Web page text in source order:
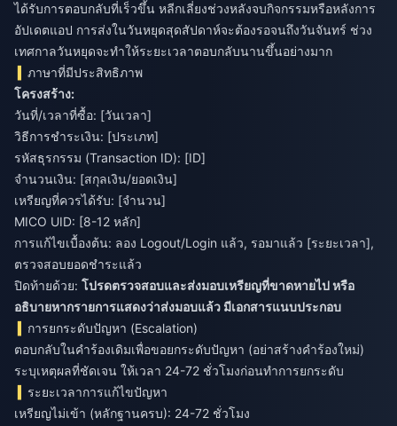
ได้รับการตอบกลับที่เร็วขึ้น หลีกเลี่ยงช่วงหลังจบกิจกรรมหรือหลังการ
อัปเดตแอป การส่งในวันหยุดสุดสัปดาห์จะต้องรอจนถึงวันจันทร์ ช่วง
เทศกาลวันหยุดจะทำให้ระยะเวลาตอบกลับนานขึ้นอย่างมาก
ภาษาที่มีประสิทธิภาพ
โครงสร้าง:
วันที่/เวลาที่ซื้อ: [วันเวลา]
วิธีการชำระเงิน: [ประเภท]
รหัสธุรกรรม (Transaction ID): [ID]
จำนวนเงิน: [สกุลเงิน/ยอดเงิน]
เหรียญที่ควรได้รับ: [จำนวน]
MICO UID: [8-12 หลัก]
การแก้ไขเบื้องต้น: ลอง Logout/Login แล้ว, รอมาแล้ว [ระยะเวลา],
ตรวจสอบยอดชำระแล้ว
ปิดท้ายด้วย: โปรดตรวจสอบและส่งมอบเหรียญที่ขาดหายไป หรือ
อธิบายหากรายการแสดงว่าส่งมอบแล้ว มีเอกสารแนบประกอบ
การยกระดับปัญหา (Escalation)
ตอบกลับในคำร้องเดิมเพื่อขอยกระดับปัญหา (อย่าสร้างคำร้องใหม่)
ระบุเหตุผลที่ชัดเจน ให้เวลา 24-72 ชั่วโมงก่อนทำการยกระดับ
ระยะเวลาการแก้ไขปัญหา
เหรียญไม่เข้า (หลักฐานครบ): 24-72 ชั่วโมง